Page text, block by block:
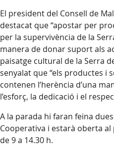
El president del Consell de
destacat que “apostar per
per la supervivència de la
manera de donar suport als
paisatge cultural de la Serra
senyalat que “els productes i
contenen l’herència d’una
l’esforç, la dedicació i el
A la parada hi faran feina
Cooperativa i estarà oberta
de 9 a 14.30 h.